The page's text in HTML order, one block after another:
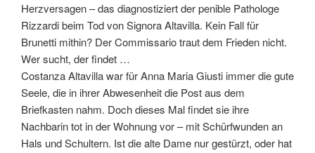
Herzversagen – das diagnostiziert der penible Pathologe
Rizzardi beim Tod von Signora Altavilla. Kein Fall für
Brunetti mithin? Der Commissario traut dem Frieden nicht.
Wer sucht, der findet …
Costanza Altavilla war für Anna Maria Giusti immer die gute
Seele, die in ihrer Abwesenheit die Post aus dem
Briefkasten nahm. Doch dieses Mal findet sie ihre
Nachbarin tot in der Wohnung vor – mit Schürfwunden an
Hals und Schultern. Ist die alte Dame nur gestürzt, oder hat